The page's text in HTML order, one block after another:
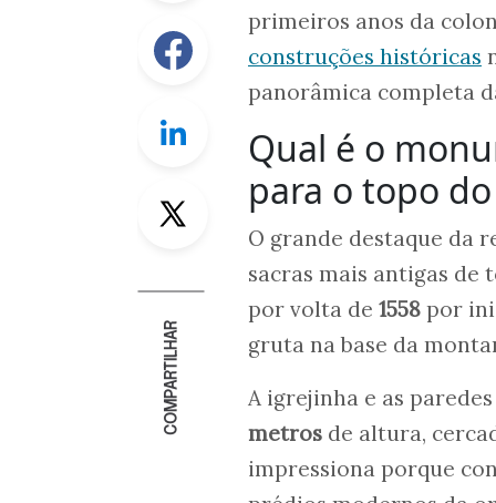
Facebook
Linkedin
Twitter
COMPARTILHAR
primeiros anos da
construções históricas
panorâmica completa
Qual é o
para o topo
O grande destaque da
sacras mais antigas de
por volta de 1558 por
gruta na base da
A igrejinha e as
metros de altura,
impressiona porque